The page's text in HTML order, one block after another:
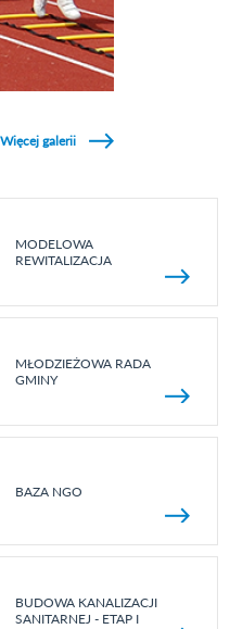
Więcej galerii
MODELOWA
REWITALIZACJA
MŁODZIEŻOWA RADA
GMINY
BAZA NGO
BUDOWA KANALIZACJI
SANITARNEJ - ETAP I